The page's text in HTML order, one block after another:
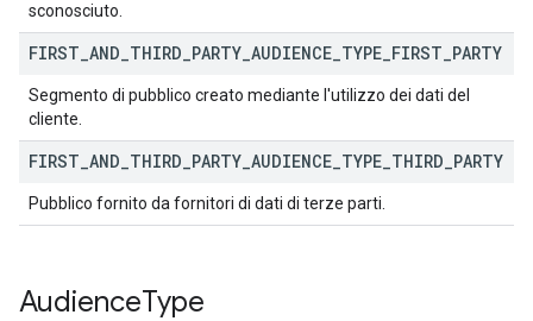
sconosciuto.
FIRST AND THIRD PARTY AUDIENCE TYPE FIRST PARTY
Segmento di pubblico creato mediante l'utilizzo dei dati del
cliente.
FIRST AND THIRD PARTY AUDIENCE TYPE THIRD PARTY
Pubblico fornito da fornitori di dati di terze parti.
AudienceType